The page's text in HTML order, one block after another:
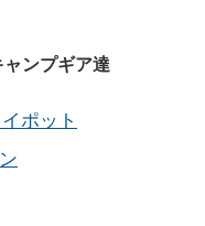
ンプギア達
ポット